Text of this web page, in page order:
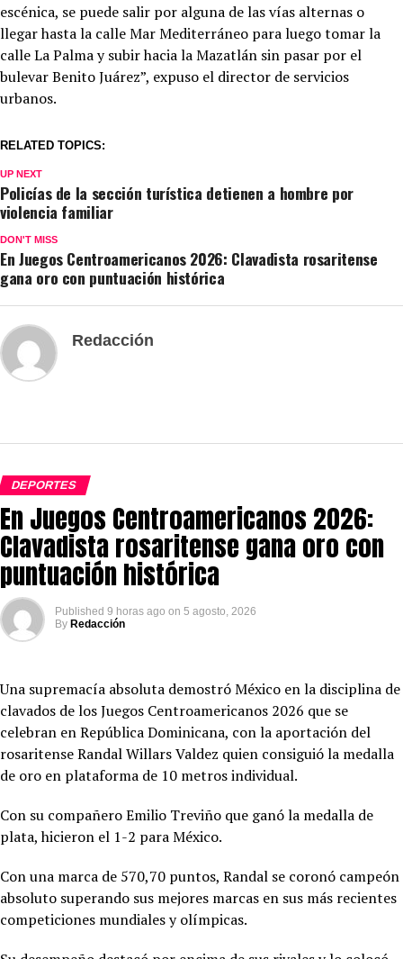
escénica, se puede salir por alguna de las vías alternas o
llegar hasta la calle Mar Mediterráneo para luego tomar la
calle La Palma y subir hacia la Mazatlán sin pasar por el
bulevar Benito Juárez”, expuso el director de servicios
urbanos.
RELATED TOPICS:
UP NEXT
Policías de la sección turística detienen a hombre por
violencia familiar
DON'T MISS
En Juegos Centroamericanos 2026: Clavadista rosaritense
gana oro con puntuación histórica
Redacción
DEPORTES
En Juegos Centroamericanos 2026:
Clavadista rosaritense gana oro con
puntuación histórica
Published 9 horas ago on 5 agosto, 2026
By Redacción
Una supremacía absoluta demostró México en la disciplina de
clavados de los Juegos Centroamericanos 2026 que se
celebran en República Dominicana, con la aportación del
rosaritense Randal Willars Valdez quien consiguió la medalla
de oro en plataforma de 10 metros individual.
Con su compañero Emilio Treviño que ganó la medalla de
plata, hicieron el 1-2 para México.
Con una marca de 570,70 puntos, Randal se coronó campeón
absoluto superando sus mejores marcas en sus más recientes
competiciones mundiales y olímpicas.